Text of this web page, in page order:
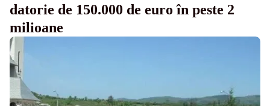
datorie de 150.000 de euro în peste 2
milioane